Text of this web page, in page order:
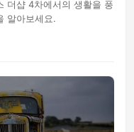
더샵 4차에서의 생활을 풍
알아보세요.